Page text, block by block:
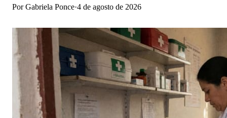
PorGabriela Ponce·4 de agosto de 2026